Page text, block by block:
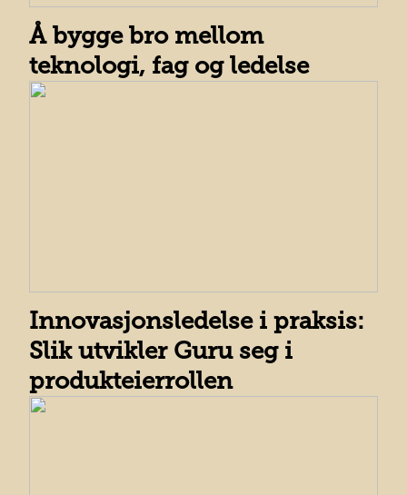
Å bygge bro mellom
teknologi, fag og ledelse
Innovasjonsledelse i praksis:
Slik utvikler Guru seg i
produkteierrollen